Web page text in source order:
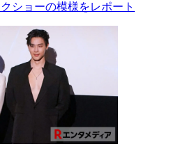
ショーの模様をレポート